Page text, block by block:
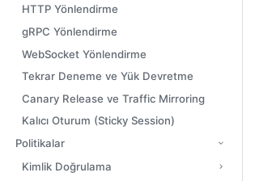
HTTP Yönlendirme
gRPC Yönlendirme
WebSocket Yönlendirme
Tekrar Deneme ve Yük Devretme
Canary Release ve Traffic Mirroring
Kalıcı Oturum (Sticky Session)
Politikalar
Kimlik Doğrulama